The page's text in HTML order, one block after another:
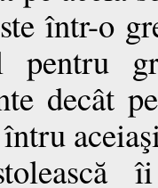
într-o
pentru
decât